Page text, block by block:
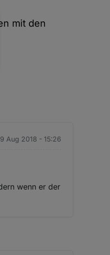
mit den
Aug 2018 - 15:26
wenn er der